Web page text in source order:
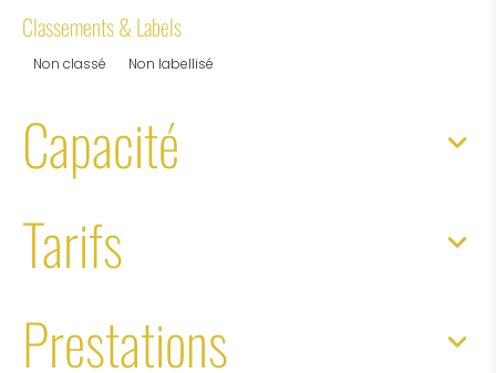
Classements & Labels
Non classé Non labellisé
Capacité
Tarifs
Prestations